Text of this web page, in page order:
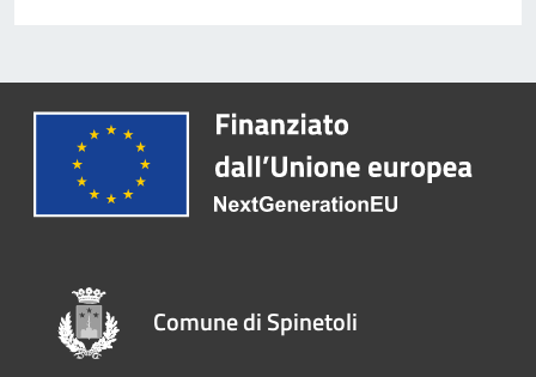
Comune di Spinetoli